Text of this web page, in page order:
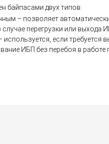
байпасами двух типов:
– позволяет
случае перегрузки или выхода
используется, если требуется
ИБП без перебоя в